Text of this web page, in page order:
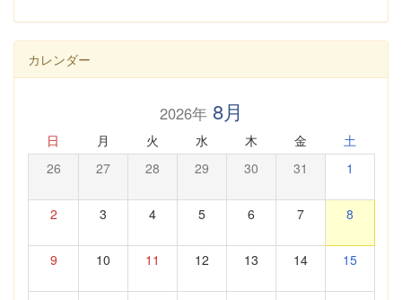
カレンダー
2026年8月
日 月 火 水 木 金 土
26 27 28 29 30 31 1
2 3 4 5 6 7 8
9 10 11 12 13 14 15